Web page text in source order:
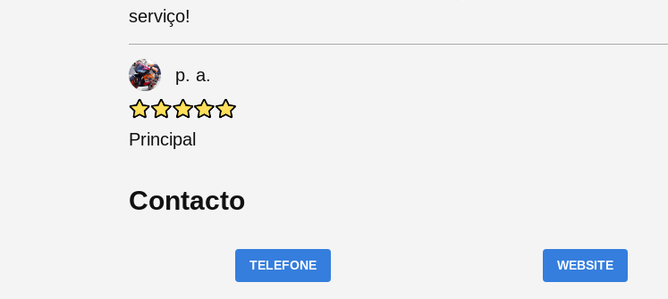
serviço!
p. a.
Principal
Contacto
TELEFONE WEBSITE